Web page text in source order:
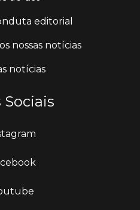
editorial
nossas notícias
notícias
Sociais